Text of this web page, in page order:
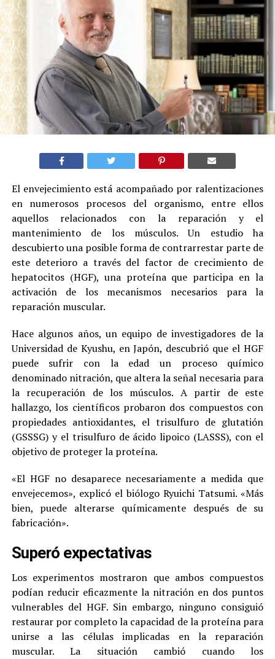
El envejecimiento está acompañado por ralentizaciones
en numerosos procesos del organismo, entre ellos
aquellos relacionados con la reparación y el
mantenimiento de los músculos. Un estudio ha
descubierto una posible forma de contrarrestar parte de
este deterioro a través del factor de crecimiento de
hepatocitos (HGF), una proteína que participa en la
activación de los mecanismos necesarios para la
reparación muscular.
Hace algunos años, un equipo de investigadores de la
Universidad de Kyushu, en Japón, descubrió que el HGF
puede sufrir con la edad un proceso químico
denominado nitración, que altera la señal necesaria para
la recuperación de los músculos. A partir de este
hallazgo, los científicos probaron dos compuestos con
propiedades antioxidantes, el trisulfuro de glutatión
(GSSSG) y el trisulfuro de ácido lipoico (LASSS), con el
objetivo de proteger la proteína.
«El HGF no desaparece necesariamente a medida que
envejecemos», explicó el biólogo Ryuichi Tatsumi. «Más
bien, puede alterarse químicamente después de su
fabricación».
Superó expectativas
Los experimentos mostraron que ambos compuestos
podían reducir eficazmente la nitración en dos puntos
vulnerables del HGF. Sin embargo, ninguno consiguió
restaurar por completo la capacidad de la proteína para
unirse a las células implicadas en la reparación
muscular. La situación cambió cuando los